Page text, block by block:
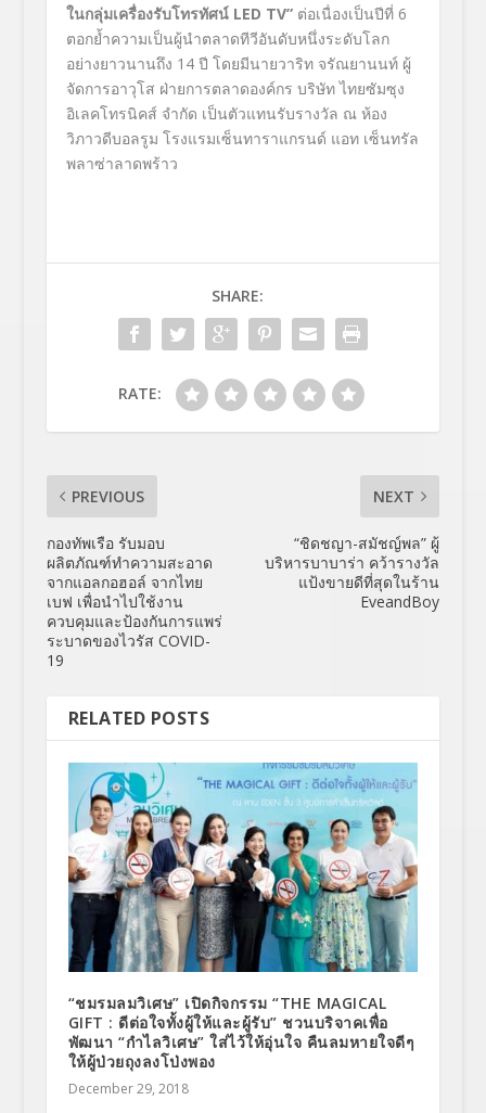
ในกลุ่มเครื่องรับโทรทัศน์ LED TV” ต่อเนื่องเป็นปีที่ 6
ตอกย้ำความเป็นผู้นำตลาดทีวีอันดับหนึ่งระดับโลก
อย่างยาวนานถึง 14 ปี โดยมีนายวาริท จรัณยานนท์ ผู้
จัดการอาวุโส ฝ่ายการตลาดองค์กร บริษัท ไทยซัมซุง
อิเลคโทรนิคส์ จำกัด เป็นตัวแทนรับรางวัล ณ ห้อง
วิภาวดีบอลรูม โรงแรมเซ็นทาราแกรนด์ แอท เซ็นทรัล
พลาซ่าลาดพร้าว
SHARE:
RATE:
PREVIOUS
กองทัพเรือ รับมอบ
ผลิตภัณฑ์ทำความสะอาด
จากแอลกอฮอล์ จากไทย
เบฟ เพื่อนำไปใช้งาน
ควบคุมและป้องกันการแพร่
ระบาดของไวรัส COVID-
19
NEXT
“ชิดชญา-สมัชญ์พล” ผู้
บริหารบาบาร่า คว้ารางวัล
แป้งขายดีที่สุดในร้าน
EveandBoy
RELATED POSTS
“ชมรมลมวิเศษ” เปิดกิจกรรม “THE MAGICAL
GIFT : ดีต่อใจทั้งผู้ให้และผู้รับ” ชวนบริจาคเพื่อ
พัฒนา “กำไลวิเศษ” ใส่ไว้ให้อุ่นใจ คืนลมหายใจดีๆ
ให้ผู้ป่วยถุงลงโป่งพอง
December 29, 2018